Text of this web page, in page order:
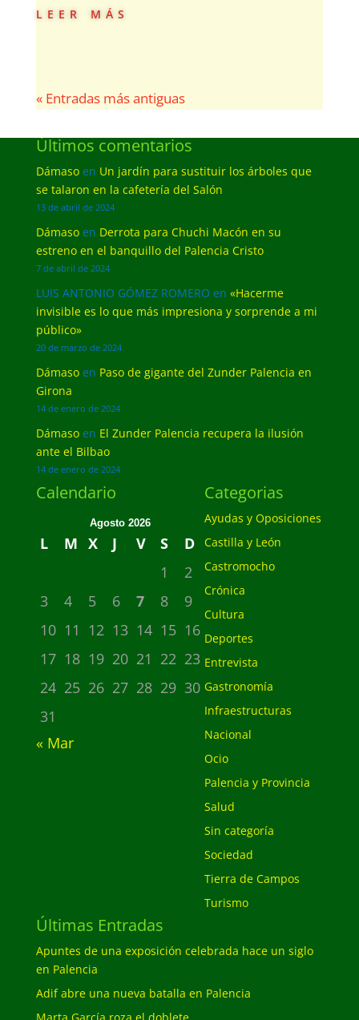
leer más
« Entradas más antiguas
Últimos comentarios
Dámasoen Un jardín para sustituir los árboles que
se talaron en la cafetería del Salón
13 de abril de 2024
Dámasoen Derrota para Chuchi Macón en su
estreno en el banquillo del Palencia Cristo
7 de abril de 2024
LUIS ANTONIO GÓMEZ ROMERO en «Hacerme
invisible es lo que más impresiona y sorprende a mi
público»
20 de marzo de 2024
Dámasoen Paso de gigante del Zunder Palencia en
Girona
14 de enero de 2024
Dámasoen El Zunder Palencia recupera la ilusión
ante el Bilbao
14 de enero de 2024
Calendario
Agosto 2026
L M X J V S
D
1
2
3
4 5 6 7 8
9
10 11 12 13 14 15 16
17 18 19 20 21 22 23
24 25 26 27 28 29 30
31
« Mar
Categorias
Ayudas y Oposiciones
Castilla y León
Castromocho
Crónica
Cultura
Deportes
Entrevista
Gastronomía
Infraestructuras
Nacional
Ocio
Palencia y Provincia
Salud
Sin categoría
Sociedad
Tierra de Campos
Turismo
Últimas Entradas
Apuntes de una exposición celebrada hace un siglo
en Palencia
Adif abre una nueva batalla en Palencia